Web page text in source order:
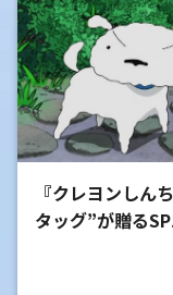
『クレヨンしん
タッグ”が贈る